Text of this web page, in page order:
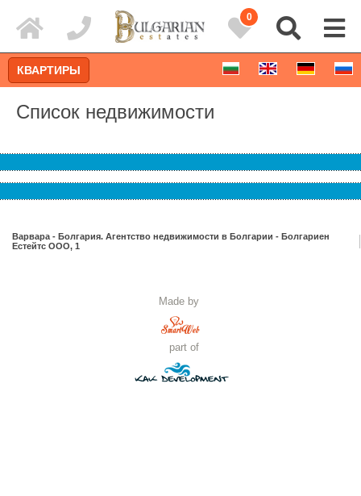
0
Расширенный поиск
КВАРТИРЫ
Список недвижимости
Варвара - Болгария. Агентство недвижимости в Болгарии - Болгариен
Естейтс ООО, 1
Made by
part of